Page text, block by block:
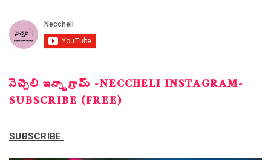
నెచ్చెలి ఇన్స్టాగ్రామ్ -NECCHELI INSTAGRAM-
SUBSCRIBE (FREE)
SUBSCRIBE